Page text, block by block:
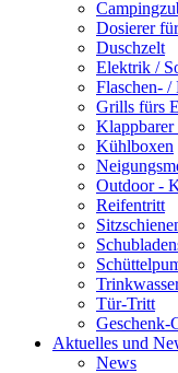
Dosierer
Duschzelt
Elektrik /
Flaschen- /
Grills fürs
Kühlboxen
Outdoor -
Reifentritt
Tür-Tritt
Geschenk-
Aktuelles und
News